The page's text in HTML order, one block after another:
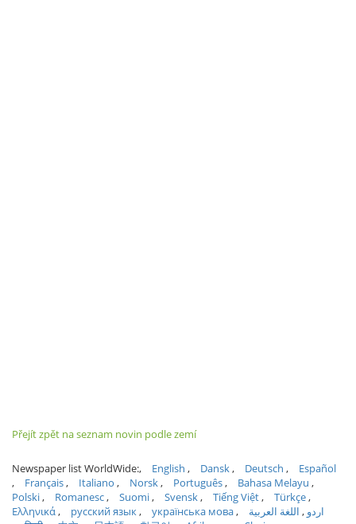
Přejít zpět na seznam novin podle zemí
Newspaper list WorldWide: English Dansk Deutsch
Español
Français
Italiano Norsk Português
Bahasa Melayu
Polski
Romanesc Suomi Svensk Tiếng Việt
Türkçe
Ελληνικά
русский язык українська мова اردو
اللغة العربية